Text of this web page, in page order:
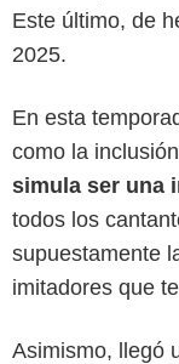
Este último, de
2025.
En esta
como la
simula ser una
todos los
supuestamente
imitadores que
Asimismo, llegó